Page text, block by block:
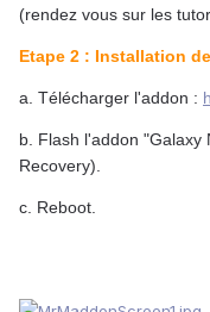
(rendez vous sur les
Etape 2 : Installation
a. Télécharger l'addon :
b. Flash l'addon "Galaxy
Recovery).
c. Reboot.